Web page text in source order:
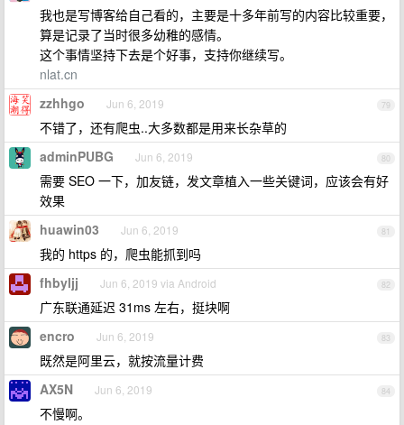
我也是写博客给自己看的，主要是十多年前写的内容比较重要，
算是记录了当时很多幼稚的感情。
这个事情坚持下去是个好事，支持你继续写。
nlat.cn
79
zzhhgo Jun 6, 2019
不错了，还有爬虫..大多数都是用来长杂草的
80
adminPUBG Jun 6, 2019
需要 SEO 一下，加友链，发文章植入一些关键词，应该会有好
效果
81
huawin03 Jun 6, 2019
我的 https 的，爬虫能抓到吗
82
fhbyljj Jun 6, 2019 via Android
广东联通延迟 31ms 左右，挺块啊
83
encro Jun 6, 2019
既然是阿里云，就按流量计费
84
AX5N Jun 6, 2019
不慢啊。